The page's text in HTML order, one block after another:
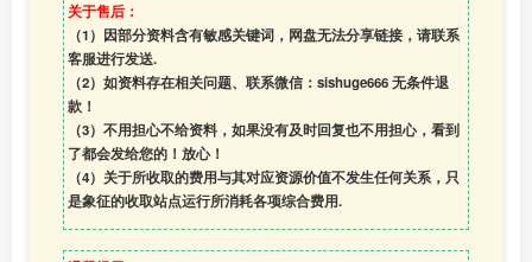
关于售后：
（1）因部分资料含有敏感关键词，网盘无法分享链接，请联系
客服进行发送.
（2）如资料存在相关问题、联系微信：sishuge666 无条件退
款！
（3） 不用担心不给资料，如果没有及时回复也不用担心，看到
了都会发给您的！放心！
（4） 关于所收取的费用与其对应资源价值不发生任何关系，只
是象征的收取站点运行所消耗各项综合费用.